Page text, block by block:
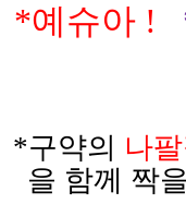
*예슈아 !
*구약의 나
을 함께 짝